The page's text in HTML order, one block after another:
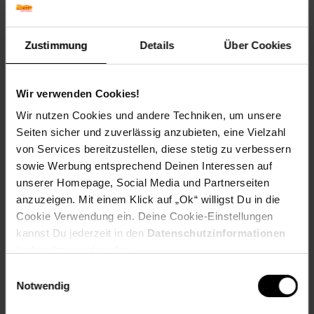
Zustimmung Details Über Cookies
Wir verwenden Cookies!
Wir nutzen Cookies und andere Techniken, um unsere
Seiten sicher und zuverlässig anzubieten, eine Vielzahl
von Services bereitzustellen, diese stetig zu verbessern
sowie Werbung entsprechend Deinen Interessen auf
unserer Homepage, Social Media und Partnerseiten
anzuzeigen. Mit einem Klick auf „Ok“ willigst Du in die
Cookie Verwendung ein. Deine Cookie-Einstellungen
kannst Du jederzeit in den Datenschutzinformationen
Notwendig
HP Color LaserJet Pro MFP M 478 fdn,
HP Color LaserJet Pro MFP M 478 fn,
HP Color LaserJet Pro MFP M 478 Series,
HP Color LaserJet Pro MFP M 479 fdn,
HP Color LaserJet Pro MFP M 479 fnw,
HP Color LaserJet Pro MFP M 479 Series
EAR_Kategorie: 5_Kleingeräte
EAR_Marke: Peach
Elektroprodukt: Ja
Kapazität in Seiten: 2400
OEM Artikelnummer: No. 415A, W2030A
OEM Hersteller: HP
WEEE_Nummer: DE60366366